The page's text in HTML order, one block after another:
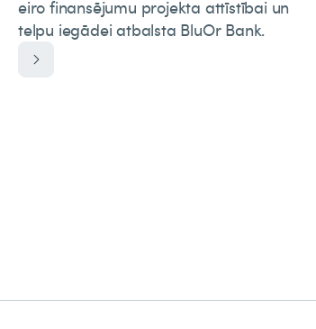
eiro finansējumu projekta attīstībai un
telpu iegādei atbalsta BluOr Bank.